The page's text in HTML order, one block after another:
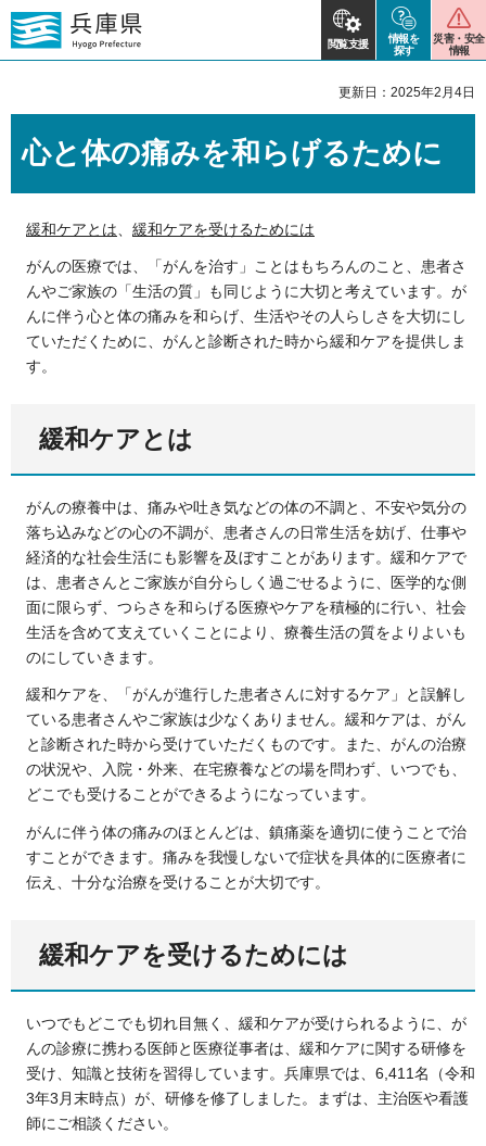
閲覧支援
情報を
探す
災害・安全
情報
更新日：2025年2月4日
心と体の痛みを和らげるために
緩和ケアとは 緩和ケアを受けるためには
がんの医療では、「がんを治す」ことはもちろんのこと、患者さ
んやご家族の「生活の質」も同じように大切と考えています。が
んに伴う心と体の痛みを和らげ、生活やその人らしさを大切にし
ていただくために、がんと診断された時から緩和ケアを提供しま
す。
緩和ケアとは
がんの療養中は、痛みや吐き気などの体の不調と、不安や気分の
落ち込みなどの心の不調が、患者さんの日常生活を妨げ、仕事や
経済的な社会生活にも影響を及ぼすことがあります。緩和ケアで
は、患者さんとご家族が自分らしく過ごせるように、医学的な側
面に限らず、つらさを和らげる医療やケアを積極的に行い、社会
生活を含めて支えていくことにより、療養生活の質をよりよいも
のにしていきます。
緩和ケアを、「がんが進行した患者さんに対するケア」と誤解し
ている患者さんやご家族は少なくありません。緩和ケアは、がん
と診断された時から受けていただくものです。また、がんの治療
の状況や、入院・外来、在宅療養などの場を問わず、いつでも、
どこでも受けることができるようになっています。
がんに伴う体の痛みのほとんどは、鎮痛薬を適切に使うことで治
すことができます。痛みを我慢しないで症状を具体的に医療者に
伝え、十分な治療を受けることが大切です。
緩和ケアを受けるためには
いつでもどこでも切れ目無く、緩和ケアが受けられるように、が
んの診療に携わる医師と医療従事者は、緩和ケアに関する研修を
受け、知識と技術を習得しています。兵庫県では、6,411名（令和
3年3月末時点）が、研修を修了しました。まずは、主治医や看護
師にご相談ください。